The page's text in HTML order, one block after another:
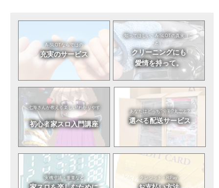
A-SLOTならではの
充実のサービス
知ってほしい。A-SLOTの真実（こ
と）
クリーニングにも
愛情を持って。
七海さんが教える楽しい!わかりやす
い!
初心者家スロ入門講座
あなたはどっち?分割?丸ごと?
選べる配送サービス
実機寸法・重量など クレジット・RPay